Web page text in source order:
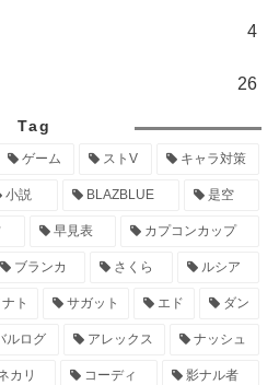
4
26
Tag
ゲーム ストV キャラ対策
小説 BLAZBLUE 是空
早見表 カプコンカップ
ブランカ さくら ルシア
ト サガット エド ダン
ルログ アレックス ナッシュ
カリ コーディ 影ナル者